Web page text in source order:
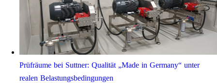
Prüfräume bei Suttner: Qualität „Made in Germany“ unter
realen Belastungsbedingungen